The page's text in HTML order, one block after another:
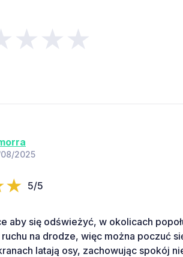
08/2025
5/5
aby się odświeżyć, w okolicach
na drodze, więc można poczuć
latają osy, zachowując spokój